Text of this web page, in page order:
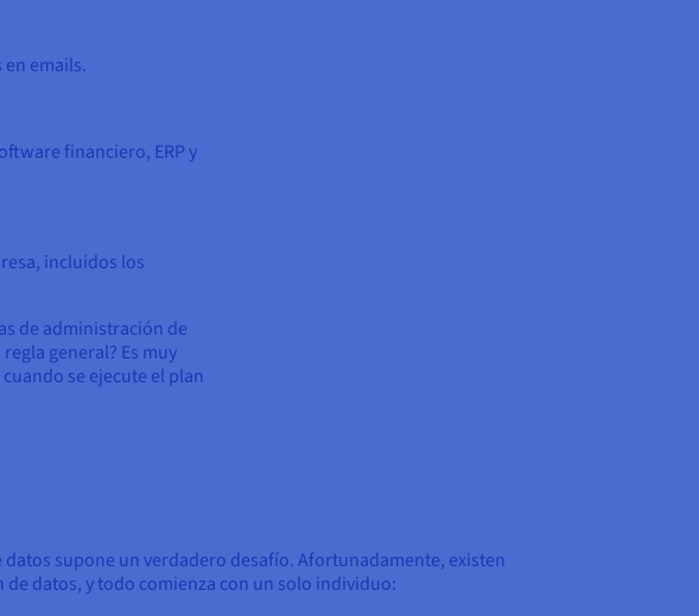
emails.
financiero, ERP y
incluidos los
de administración de
general? Es muy
se ejecute el plan
supone un verdadero desafío. Afortunadamente, existen
datos, y todo comienza con un solo individuo: